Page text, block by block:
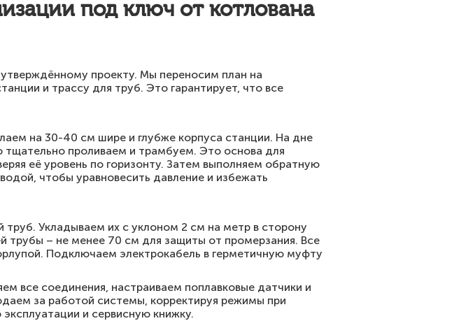
под ключ от котлована
проекту. Мы переносим план на
и трассу для труб. Это гарантирует, что все
на 30-40 см шире и глубже корпуса станции. На дне
проливаем и трамбуем. Это основа для
её уровень по горизонту. Затем выполняем обратную
чтобы уравновесить давление и избежать
Укладываем их с уклоном 2 см на метр в сторону
трубы – не менее 70 см для защиты от промерзания. Все
Подключаем электрокабель в герметичную муфту
все соединения, настраиваем поплавковые датчики и
за работой системы, корректируя режимы при
и сервисную книжку.